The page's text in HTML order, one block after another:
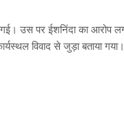
उस पर ईशनिंदा का आरोप
विवाद से जुड़ा बताया गया।